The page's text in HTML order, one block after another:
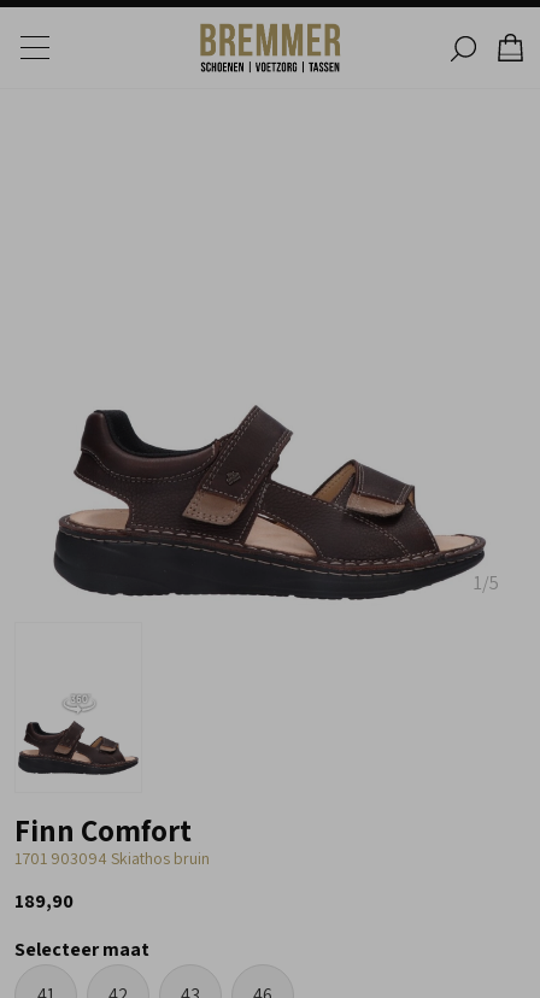
1/5
Finn Comfort
1701 903094 Skiathos bruin
189,90
Selecteer maat